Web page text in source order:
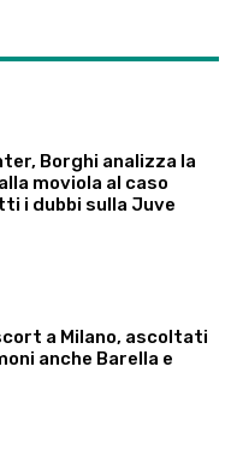
Borghi analizza la
moviola al caso
i dubbi sulla Juve
a Milano, ascoltati
anche Barella e